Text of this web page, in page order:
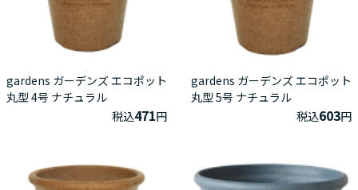
gardens ガーデンズ エコポット
丸型 4号 ナチュラル
税込471円
gardens ガーデンズ エコポット
丸型 5号 ナチュラル
税込603円